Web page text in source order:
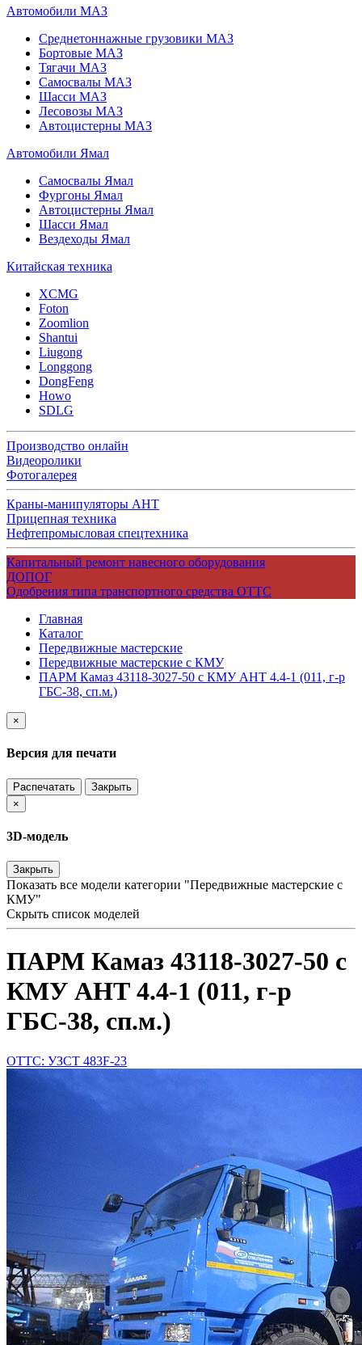
Автомобили МАЗ
Среднетоннажные грузовики МАЗ
Бортовые МАЗ
Тягачи МАЗ
Самосвалы МАЗ
Шасси МАЗ
Лесовозы МАЗ
Автоцистерны МАЗ
Автомобили Ямал
Самосвалы Ямал
Фургоны Ямал
Автоцистерны Ямал
Шасси Ямал
Вездеходы Ямал
Китайская техника
XCMG
Foton
Zoomlion
Shantui
Liugong
Longgong
DongFeng
Howo
SDLG
Производство онлайн
Видеоролики
Фотогалерея
Краны-манипуляторы АНТ
Прицепная техника
Нефтепромысловая спецтехника
Капитальный ремонт навесного оборудования
ДОПОГ
Одобрения типа транспортного средства ОТТС
Главная
Каталог
Передвижные мастерские
Передвижные мастерские с КМУ
ПАРМ Камаз 43118-3027-50 с КМУ АНТ 4.4-1 (011, г-р
ГБС-38, сп.м.)
×
Версия для печати
Распечатать
Закрыть
×
3D-модель
Закрыть
Показать все модели категории "Передвижные мастерские с
КМУ"
Скрыть список моделей
ПАРМ Камаз 43118-3027-50 с
КМУ АНТ 4.4-1 (011, г-р
ГБС-38, сп.м.)
ОТТС: УЗСТ 483F-23